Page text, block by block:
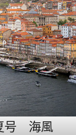
号 海風